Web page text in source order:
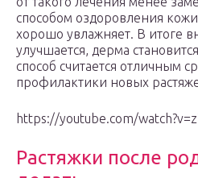
способом оздоровления
хорошо увлажняет. В итоге
улучшается, дерма
способ считается отличным
профилактики новых
https://youtube.com/
Растяжки после